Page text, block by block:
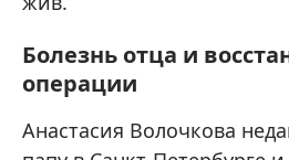
Болезнь отца и
операции
Анастасия Волочкова